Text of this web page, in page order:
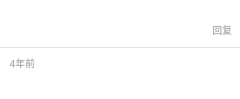
回复
4年前